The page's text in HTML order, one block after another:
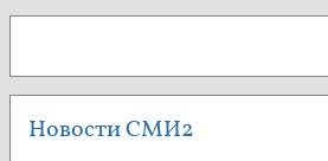
Новости СМИ2